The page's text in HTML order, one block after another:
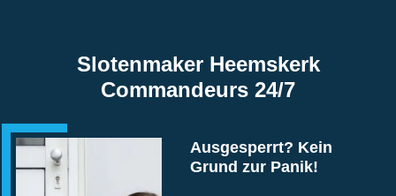
Slotenmaker Heemskerk
Commandeurs 24/7
Ausgesperrt? Kein
Grund zur Panik!